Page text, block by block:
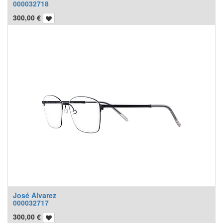
000032718
300,00 €
José Alvarez
000032717
300,00 €